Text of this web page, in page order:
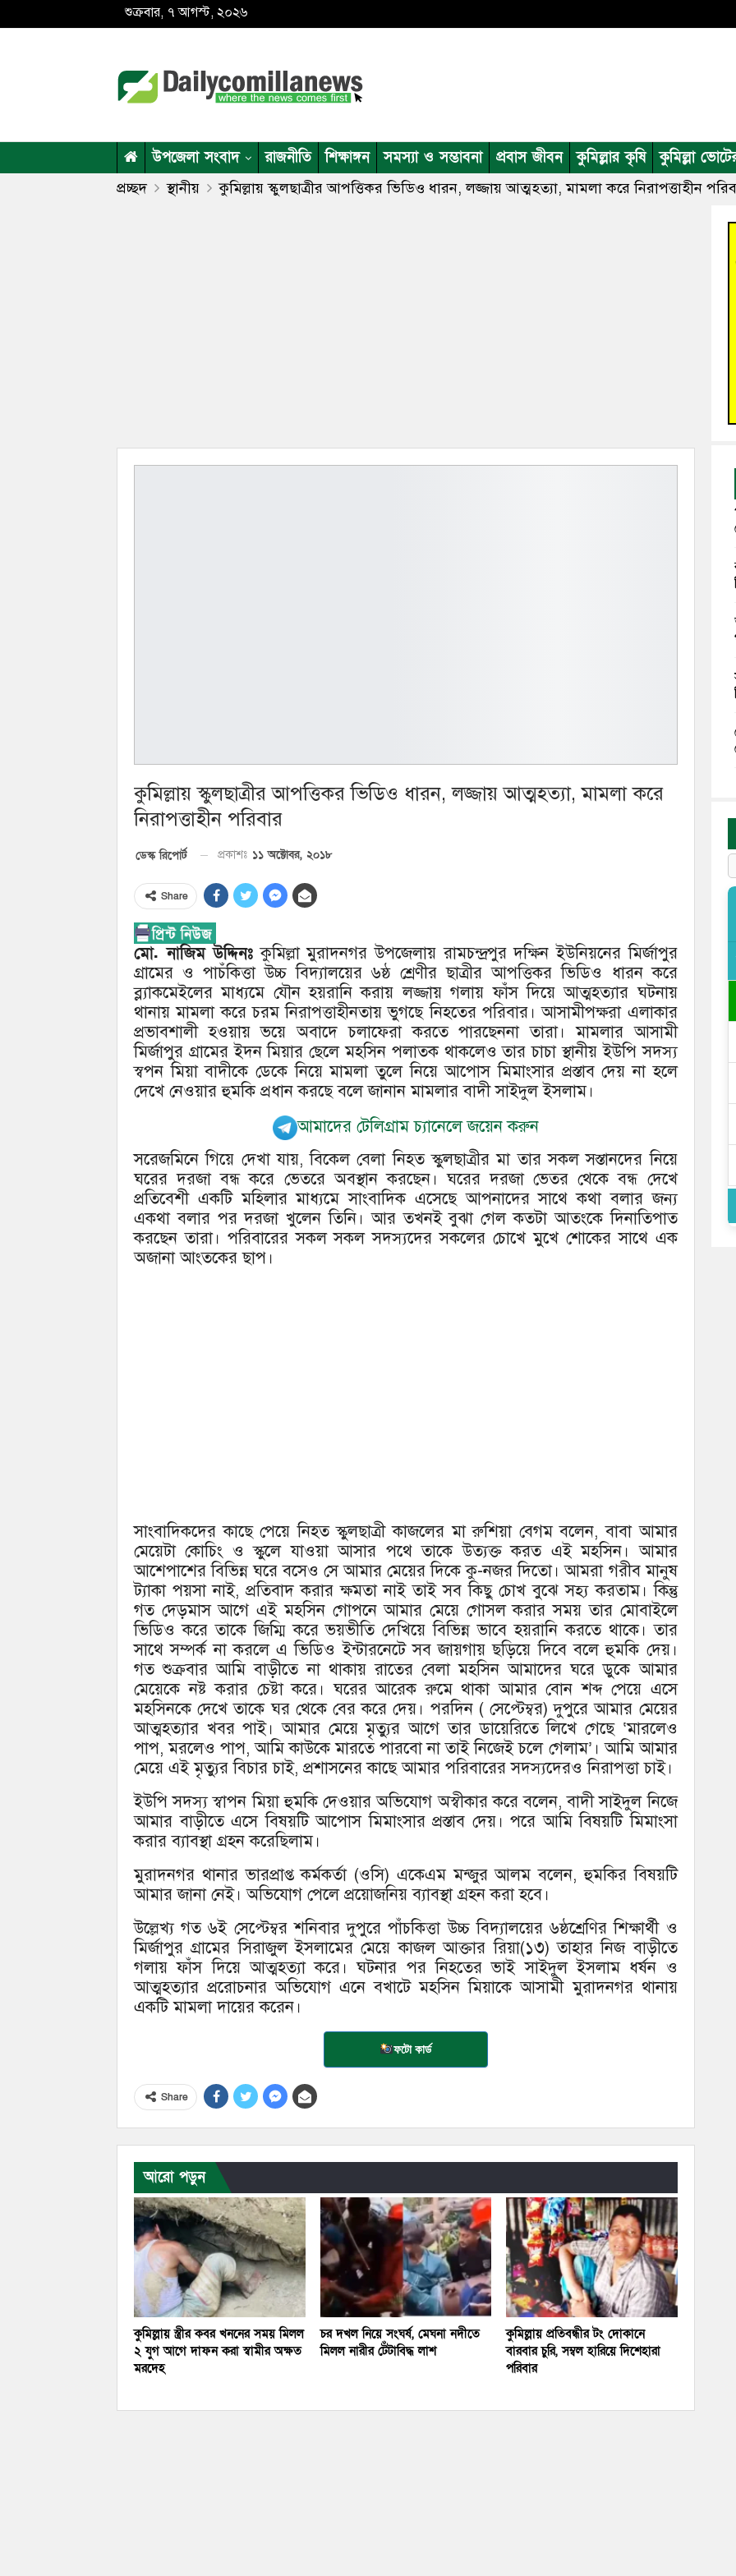
শুক্রবার, ৭ আগস্ট, ২০২৬
উপজেলা সংবাদ রাজনীতি শিক্ষাঙ্গন সমস্যা ও সম্ভাবনা প্রবাস জীবন কুমিল্লার কৃষি কুমিল্লা
প্রচ্ছদ স্থানীয় কুমিল্লায় স্কুলছাত্রীর আপত্তিকর ভিডিও ধারন, লজ্জায় আত্মহত্যা, মামলা করে নিরাপত্তাহীন
কুমিল্লায় স্কুলছাত্রীর আপত্তিকর ভিডিও ধারন, লজ্জায় আত্মহত্যা, মামলা করে
নিরাপত্তাহীন পরিবার
ডেস্ক রিপোর্ট প্রকাশঃ ১১ অক্টোবর, ২০১৮
Share
মো. নাজিম উদ্দিনঃ কুমিল্লা মুরাদনগর উপজেলায় রামচন্দ্রপুর দক্ষিন ইউনিয়নের মির্জাপুর
গ্রামের ও পাচঁকিত্তা উচ্চ বিদ্যালয়ের ৬ষ্ঠ শ্রেণীর ছাত্রীর আপত্তিকর ভিডিও ধারন করে
ব্ল্যাকমেইলের মাধ্যমে যৌন হয়রানি করায় লজ্জায় গলায় ফাঁস দিয়ে আত্মহত্যার ঘটনায়
থানায় মামলা করে চরম নিরাপত্তাহীনতায় ভুগছে নিহতের পরিবার। আসামীপক্ষরা এলাকার
প্রভাবশালী হওয়ায় ভয়ে অবাদে চলাফেরা করতে পারছেননা তারা। মামলার আসামী
মির্জাপুর গ্রামের ইদন মিয়ার ছেলে মহসিন পলাতক থাকলেও তার চাচা স্থানীয় ইউপি সদস্য
স্বপন মিয়া বাদীকে ডেকে নিয়ে মামলা তুলে নিয়ে আপোস মিমাংসার প্রস্তাব দেয় না হলে
দেখে নেওয়ার হুমকি প্রধান করছে বলে জানান মামলার বাদী সাইদুল ইসলাম।
আমাদের টেলিগ্রাম চ্যানেলে জয়েন করুন
সরেজমিনে গিয়ে দেখা যায়, বিকেল বেলা নিহত স্কুলছাত্রীর মা তার সকল সস্তানদের নিয়ে
ঘরের দরজা বন্ধ করে ভেতরে অবস্থান করছেন। ঘরের দরজা ভেতর থেকে বন্ধ দেখে
প্রতিবেশী একটি মহিলার মাধ্যমে সাংবাদিক এসেছে আপনাদের সাথে কথা বলার জন্য
একথা বলার পর দরজা খুলেন তিনি। আর তখনই বুঝা গেল কতটা আতংকে দিনাতিপাত
করছেন তারা। পরিবারের সকল সকল সদস্যদের সকলের চোখে মুখে শোকের সাথে এক
অজানা আংতকের ছাপ।
সাংবাদিকদের কাছে পেয়ে নিহত স্কুলছাত্রী কাজলের মা রুশিয়া বেগম বলেন, বাবা আমার
মেয়েটা কোচিং ও স্কুলে যাওয়া আসার পথে তাকে উত্যক্ত করত এই মহসিন। আমার
আশেপাশের বিভিন্ন ঘরে বসেও সে আমার মেয়ের দিকে কু-নজর দিতো। আমরা গরীব মানুষ
ট্যাকা পয়সা নাই, প্রতিবাদ করার ক্ষমতা নাই তাই সব কিছু চোখ বুঝে সহ্য করতাম। কিন্তু
গত দেড়মাস আগে এই মহসিন গোপনে আমার মেয়ে গোসল করার সময় তার মোবাইলে
ভিডিও করে তাকে জিম্মি করে ভয়ভীতি দেখিয়ে বিভিন্ন ভাবে হয়রানি করতে থাকে। তার
সাথে সম্পর্ক না করলে এ ভিডিও ইন্টারনেটে সব জায়গায় ছড়িয়ে দিবে বলে হুমকি দেয়।
গত শুক্রবার আমি বাড়ীতে না থাকায় রাতের বেলা মহসিন আমাদের ঘরে ডুকে আমার
মেয়েকে নষ্ট করার চেষ্টা করে। ঘরের আরেক রুমে থাকা আমার বোন শব্দ পেয়ে এসে
মহসিনকে দেখে তাকে ঘর থেকে বের করে দেয়। পরদিন ( সেপ্টেম্বর) দুপুরে আমার মেয়ের
আত্মহত্যার খবর পাই। আমার মেয়ে মৃত্যুর আগে তার ডায়েরিতে লিখে গেছে ‘মারলেও
পাপ, মরলেও পাপ, আমি কাউকে মারতে পারবো না তাই নিজেই চলে গেলাম’। আমি আমার
মেয়ে এই মৃত্যুর বিচার চাই, প্রশাসনের কাছে আমার পরিবারের সদস্যদেরও নিরাপত্তা চাই।
ইউপি সদস্য স্বাপন মিয়া হুমকি দেওয়ার অভিযোগ অস্বীকার করে বলেন, বাদী সাইদুল নিজে
আমার বাড়ীতে এসে বিষয়টি আপোস মিমাংসার প্রস্তাব দেয়। পরে আমি বিষয়টি মিমাংসা
করার ব্যাবস্থা গ্রহন করেছিলাম।
মুরাদনগর থানার ভারপ্রাপ্ত কর্মকর্তা (ওসি) একেএম মন্জুর আলম বলেন, হুমকির বিষয়টি
আমার জানা নেই। অভিযোগ পেলে প্রয়োজনিয় ব্যাবস্থা গ্রহন করা হবে।
উল্লেখ্য গত ৬ই সেপ্টেম্বর শনিবার দুপুরে পাঁচকিত্তা উচ্চ বিদ্যালয়ের ৬ষ্ঠশ্রেণির শিক্ষার্থী ও
মির্জাপুর গ্রামের সিরাজুল ইসলামের মেয়ে কাজল আক্তার রিয়া(১৩) তাহার নিজ বাড়ীতে
গলায় ফাঁস দিয়ে আত্মহত্যা করে। ঘটনার পর নিহতের ভাই সাইদুল ইসলাম ধর্ষন ও
আত্মহত্যার প্ররোচনার অভিযোগ এনে বখাটে মহসিন মিয়াকে আসামী মুরাদনগর থানায়
একটি মামলা দায়ের করেন।
ফটো কার্ড
Share
আরো পড়ুন
কুমিল্লায় স্ত্রীর কবর খননের সময় মিলল
২ যুগ আগে দাফন করা স্বামীর অক্ষত
মরদেহ
চর দখল নিয়ে সংঘর্ষ, মেঘনা নদীতে
মিলল নারীর টেঁটাবিদ্ধ লাশ
কুমিল্লায় প্রতিবন্ধীর টং দোকানে
বারবার চুরি, সম্বল হারিয়ে দিশেহারা
পরিবার